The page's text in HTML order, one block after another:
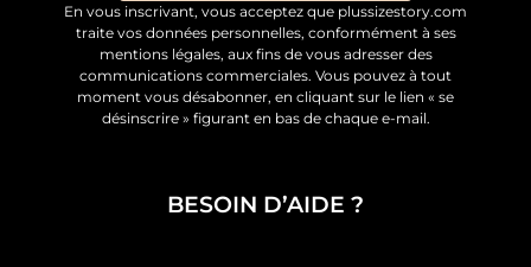
En vous inscrivant, vous acceptez que plussizestory.com
traite vos données personnelles, conformément à ses
mentions légales, aux fins de vous adresser des
communications commerciales. Vous pouvez à tout
moment vous désabonner, en cliquant sur le lien « se
désinscrire » figurant en bas de chaque e-mail.
BESOIN D’AIDE ?